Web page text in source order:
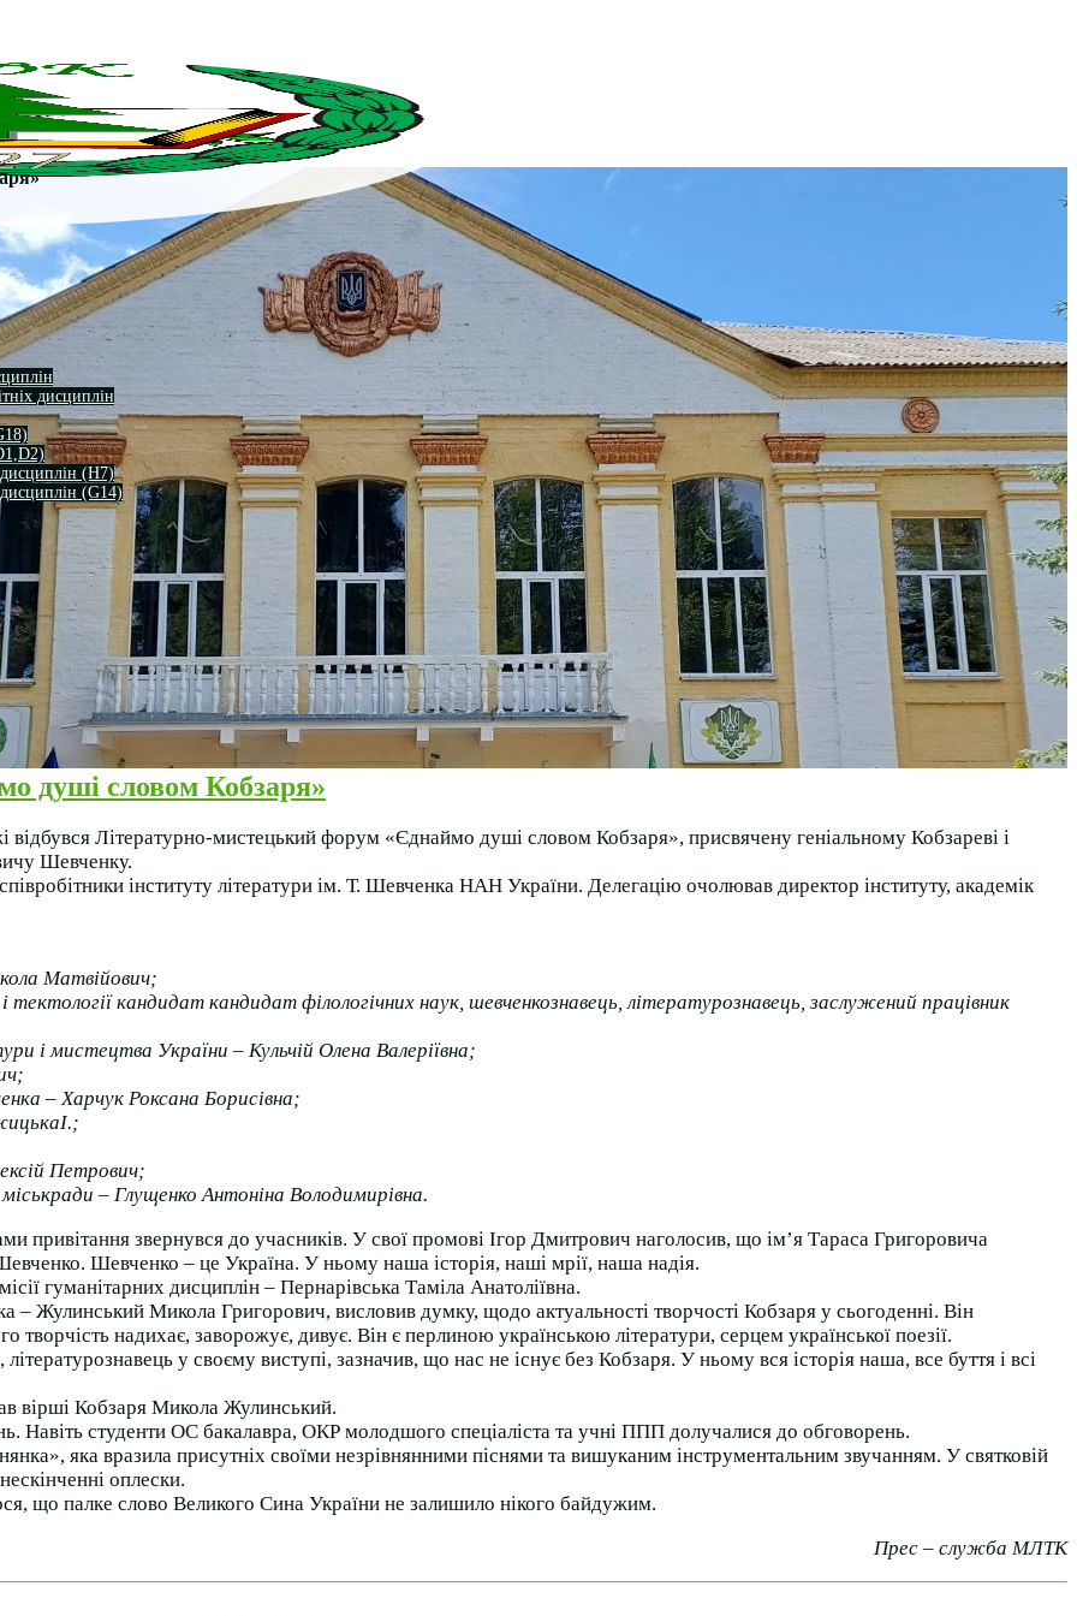
дисциплін
(H7)
(G14)
душі словом Кобзаря»
Літературно-мистецький форум «Єднаймо душі словом Кобзаря», присвячену геніальному Кобзареві і
Шевченку.
інституту літератури ім. Т. Шевченка НАН України. Делегацію очолював директор інституту, академік
Матвійович;
тектології кандидат кандидат філологічних наук, шевченкознавець, літературознавець, заслужений працівник
і мистецтва України – Кульчій Олена Валеріївна;
– Харчук Роксана Борисівна;
Петрович;
– Глущенко Антоніна Володимирівна.
привітання звернувся до учасників. У свої промові Ігор Дмитрович наголосив, що ім’я Тараса Григоровича
Шевченко – це Україна. У ньому наша історія, наші мрії, наша надія.
гуманітарних дисциплін – Пернарівська Таміла Анатоліївна.
– Жулинський Микола Григорович, висловив думку, щодо актуальності творчості Кобзаря у сьогоденні. Він
надихає, заворожує, дивує. Він є перлиною українською літератури, серцем української поезії.
у своєму виступі, зазначив, що нас не існує без Кобзаря. У ньому вся історія наша, все буття і всі
вірші Кобзаря Микола Жулинський.
Навіть студенти ОС бакалавра, ОКР молодшого спеціаліста та учні ППП долучалися до обговорень.
яка вразила присутніх своїми незрівнянними піснями та вишуканим інструментальним звучанням. У святковій
оплески.
що палке слово Великого Сина України не залишило нікого байдужим.
Прес – служба МЛТК